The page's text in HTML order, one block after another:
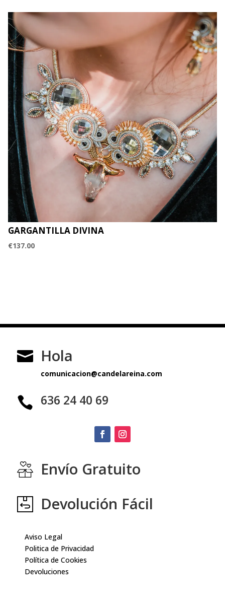
GARGANTILLA DIVINA
€137.00
 Hola
comunicacion@candelareina.com
 636 24 40 69
Envío Gratuito
Devolución Fácil
Aviso Legal
Politica de Privacidad
Política de Cookies
Devoluciones